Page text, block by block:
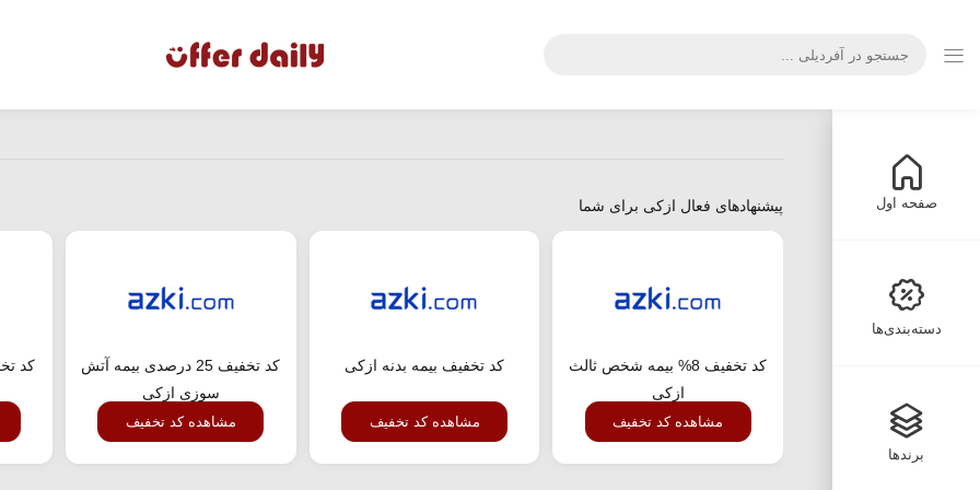
صفحه اول
دسته‌بندی‌ها
برندها
پیشنهادهای فعال ازکی برای شما
کد تخفیف 8% بیمه شخص ثالث
ازکی
مشاهده کد تخفیف
کد تخفیف بیمه بدنه ازکی
مشاهده کد تخفیف
کد تخفیف 25 درصدی بیمه آتش
سوزی ازکی
مشاهده کد تخفیف
کد